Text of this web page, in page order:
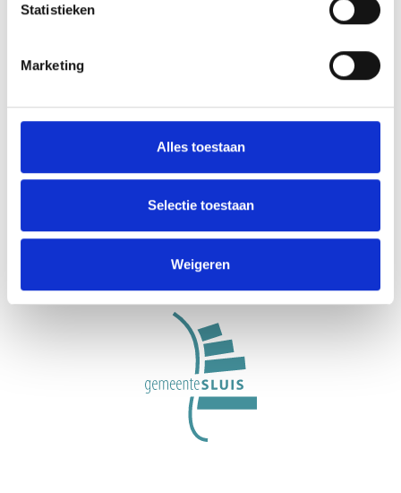
Statistieken
Marketing
Alles toestaan
Selectie toestaan
Weigeren
VisitZeeuwsVlaanderen.nl ist eine Initiative der
organisation für regionale Werbung und
Gastfreundschaft in der Gemeinde Sluis.